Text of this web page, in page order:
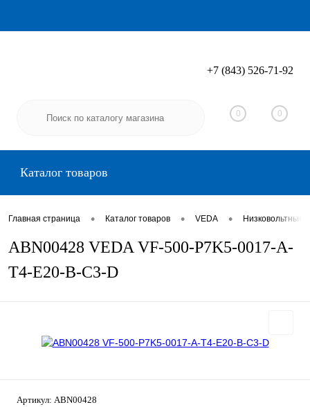
Вход Регистрация
+7 (843) 526-71-92
0 0
Каталог товаров
Главная страница • Каталог товаров • VEDA •
ABN00428 VEDA VF-500-P7K5-0017-A-
T4-E20-B-C3-D
Артикул: ABN00428